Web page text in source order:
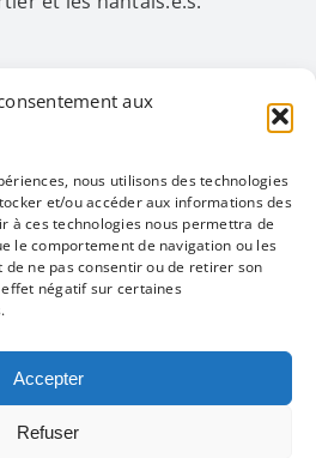
aux
nous utilisons des technologies
et/ou accéder aux informations des
à ces technologies nous permettra de
le comportement de navigation ou les
de ne pas consentir ou de retirer son
négatif sur certaines
Accepter
Refuser